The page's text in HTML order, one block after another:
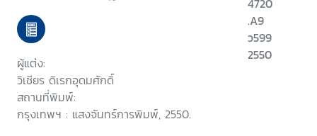
ผู้แต่ง:
วิเชียร ดิเรกอุดมศักดิ์
สถานที่พิมพ์:
กรุงเทพฯ : แสงจันทร์การพิมพ์, 2550.
4720
.A9
ว599
2550